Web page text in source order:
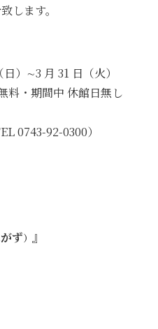
します。
）∼3 月 31 日（火）
・期間中 休館日無し
0743-92-0300）
ず）
』